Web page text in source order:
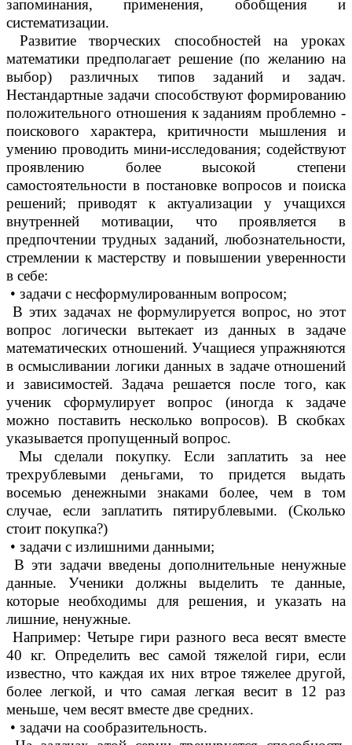
запоминания, применения, обобщения и
систематизации.
Развитие творческих способностей на уроках
математики предполагает решение (по желанию на
выбор) различных типов заданий и задач.
Нестандартные задачи способствуют формированию
положительного отношения к заданиям проблемно -
поискового характера, критичности мышления и
умению проводить мини-исследования; содействуют
проявлению более высокой степени
самостоятельности в постановке вопросов и поиска
решений; приводят к актуализации у учащихся
внутренней мотивации, что проявляется в
предпочтении трудных заданий, любознательности,
стремлении к мастерству и повышении уверенности
в себе:
• задачи с несформулированным вопросом;
В этих задачах не формулируется вопрос, но этот
вопрос логически вытекает из данных в задаче
математических отношений. Учащиеся упражняются
в осмысливании логики данных в задаче отношений
и зависимостей. Задача решается после того, как
ученик сформулирует вопрос (иногда к задаче
можно поставить несколько вопросов). В скобках
указывается пропущенный вопрос.
Мы сделали покупку. Если заплатить за нее
трехрублевыми деньгами, то придется выдать
восемью денежными знаками более, чем в том
случае, если заплатить пятирублевыми. (Сколько
стоит покупка?)
• задачи с излишними данными;
В эти задачи введены дополнительные ненужные
данные. Ученики должны выделить те данные,
которые необходимы для решения, и указать на
лишние, ненужные.
Например: Четыре гири разного веса весят вместе
40 кг. Определить вес самой тяжелой гири, если
известно, что каждая их них втрое тяжелее другой,
более легкой, и что самая легкая весит в 12 раз
меньше, чем весят вместе две средних.
• задачи на сообразительность.